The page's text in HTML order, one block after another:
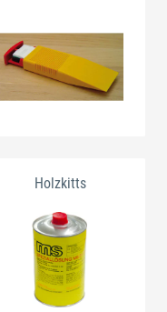
Holzkitts